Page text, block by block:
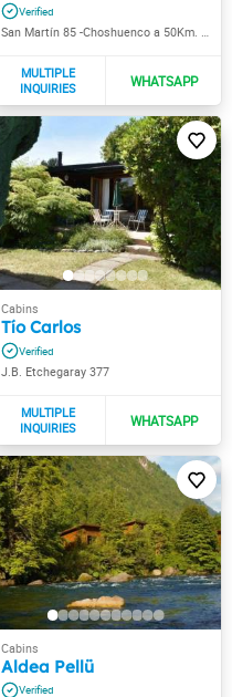
San Martín 85 -Choshuenco a 50Km. de Panguipulli
Tío Carlos
J.B. Etchegaray 377
Aldea Pellü